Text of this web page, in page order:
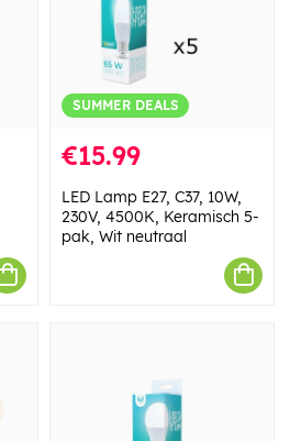
SUMMER DEALS
€15.99
LED Lamp E27, C37, 10W,
230V, 4500K, Keramisch 5-
pak, Wit neutraal